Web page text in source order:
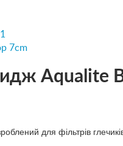
1
7cm
Aqualite
для фільтрів